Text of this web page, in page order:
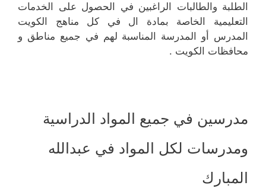
الطلبة والطالبات الراغبين في الحصول على الخدمات
التعليمية الخاصة بمادة ال في كل مناهج الكويت
المدرس أو المدرسة المناسبة لهم في جميع مناطق و
محافظات الكويت .
مدرسين في جميع المواد الدراسية
ومدرسات لكل المواد في عبدالله
المبارك